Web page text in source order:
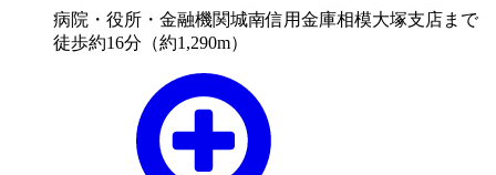
病院・役所・金融機関城南信用金庫相模大塚支店まで
徒歩約16分（約1,290m）